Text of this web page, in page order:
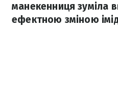
манекенниця зуміла
ефектною зміною